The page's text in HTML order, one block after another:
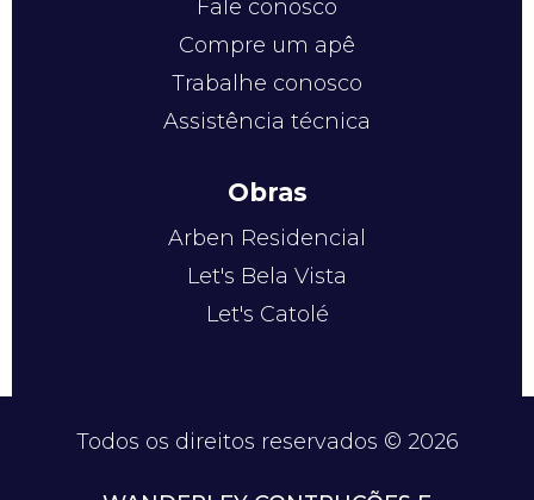
Fale conosco
Compre um apê
Trabalhe conosco
Assistência técnica
Obras
Arben Residencial
Let's Bela Vista
Let's Catolé
Todos os direitos reservados © 2026